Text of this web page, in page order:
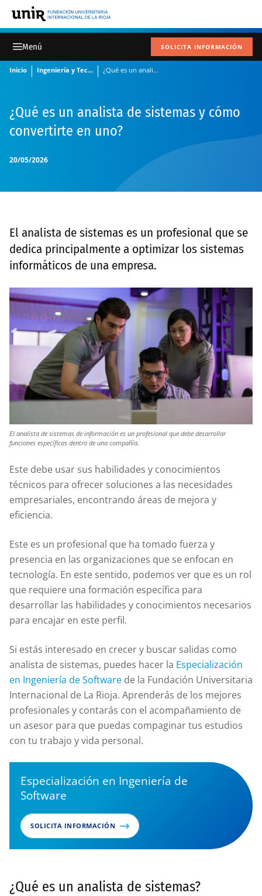
SOLICITA INFORMACIÓN
Inicio Ingeniería y Tecnología ¿Qué es un analista de sistemas y cómo convertirte en uno?
20/05/2026
¿Qué es un analista de sistemas y cómo
convertirte en uno?
El analista de sistemas es un profesional que se
dedica principalmente a optimizar los sistemas
informáticos de una empresa.
El analista de sistemas de información es un profesional que debe desarrollar
funciones específicas dentro de una compañía.
Este debe usar sus habilidades y conocimientos
técnicos para ofrecer soluciones a las necesidades
empresariales, encontrando áreas de mejora y
eficiencia.
Este es un profesional que ha tomado fuerza y
presencia en las organizaciones que se enfocan en
tecnología. En este sentido, podemos ver que es un rol
que requiere una formación específica para
desarrollar las habilidades y conocimientos necesarios
para encajar en este perfil.
Si estás interesado en crecer y buscar salidas como
analista de sistemas, puedes hacer la Especialización
en Ingeniería de Software de la Fundación Universitaria
Internacional de La Rioja. Aprenderás de los mejores
profesionales y contarás con el acompañamiento de
un asesor para que puedas compaginar tus estudios
con tu trabajo y vida personal.
Especialización en Ingeniería de
Software
SOLICITA INFORMACIÓN
¿Qué es un analista de sistemas?